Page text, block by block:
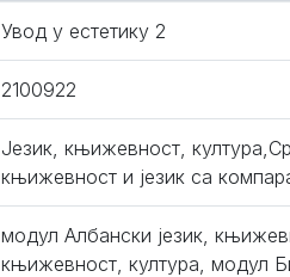
Увод у естетику 2
2100922
Језик, књижевност,
књижевност и језик са
модул Албански језик,
књижевност, култура, модул